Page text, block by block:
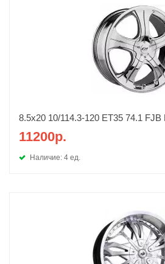
8.5x20 10/114.3-120 ET35 74.1
11200р.
Наличие: 4 ед.